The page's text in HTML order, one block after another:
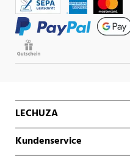
LECHUZA
Kundenservice